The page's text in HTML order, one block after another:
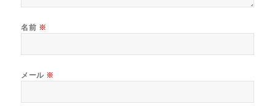
名前 ※
メール ※